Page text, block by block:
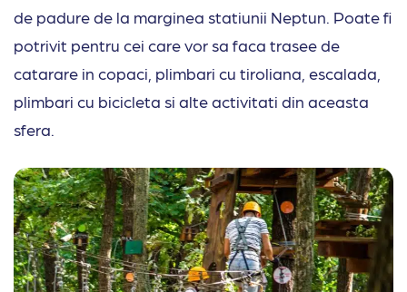
de padure de la marginea statiunii Neptun. Poate fi
potrivit pentru cei care vor sa faca trasee de
catarare in copaci, plimbari cu tiroliana, escalada,
plimbari cu bicicleta si alte activitati din aceasta
sfera.